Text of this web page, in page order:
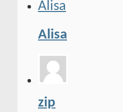
Alisa
zip